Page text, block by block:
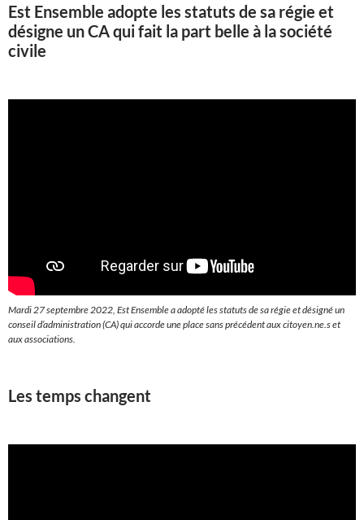
Est Ensemble adopte les statuts de sa régie et
désigne un CA qui fait la part belle à la société
civile
Mardi 27 septembre 2022, Est Ensemble a adopté les statuts de sa régie et désigné un
conseil d’administration (CA) qui accorde une place sans précédent aux citoyen.ne.s et
aux associations.
Les temps changent